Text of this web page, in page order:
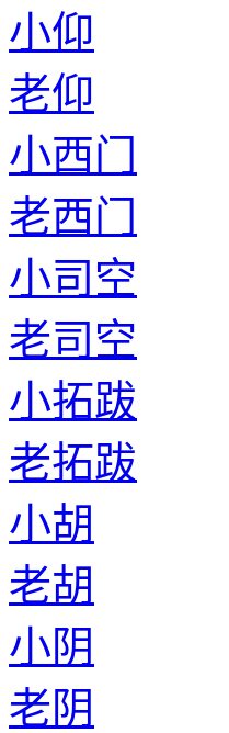
小仰
老仰
小西门
老西门
小司空
老司空
小拓跋
老拓跋
小胡
老胡
小阴
老阴